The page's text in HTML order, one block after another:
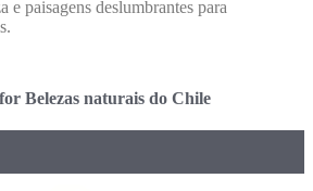
e paisagens deslumbrantes para
Belezas naturais do Chile